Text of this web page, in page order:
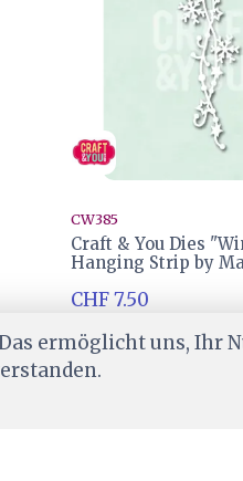
CW385
Craft & You Dies
Hanging Strip by
CHF 7.50
ermöglicht uns,